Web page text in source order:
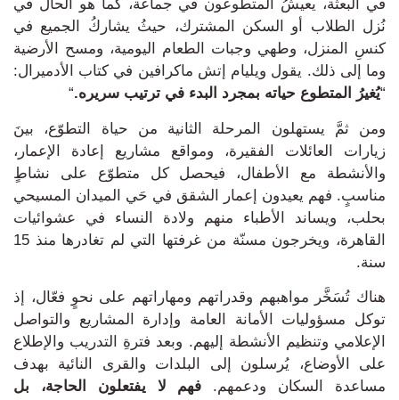
في البعثة، يعيشُ المتطوعون في جماعة، كما هو الحال في
نُزل الطلاب أو السكن المشترك، حيثُ يشاركُ الجميع في
كنسِ المنزل، وطهي وجبات الطعام اليومية، ومسح الأرضية
وما إلى ذلك. يقول ويليام إتش ماكرافين في كتاب الأدميرال:
“يُغيرُ المتطوع حياته بمجرد البدء في ترتيب سريره.“
ومن ثمَّ يستهلون المرحلة الثانية من حياة التطوّع، بينَ
زيارات العائلات الفقيرة، ومواقع مشاريع إعادة الإعمار،
والأنشطة مع الأطفال، فيحصل كل متطوّع على نشاطٍ
مناسبٍ. فهم يعيدون إعمار الشقق في حَي الميدان المسيحي
بحلب، ويساند الأطباء منهم ولادة النساء في عشوائيات
القاهرة، ويخرجون مسنّة من غرفتها التي لم تغادرها منذ 15
سنة.
هناك تُسَخَّر مواهبهم وقدراتهم ومهاراتهم على نحوٍ فعّال، إذ
توكل مسؤوليات الأمانة العامة وإدارة المشاريع والتواصل
الإعلامي وتنظيم الأنشطة إليهم. وبعد فترةِ التدريب والإطلاع
على الأوضاع، يُرسلون إلى البلدات والقرى النائية بهدف
مساعدة السكان ودعمهم.
فهم لا يفتعلون الحاجة، بل